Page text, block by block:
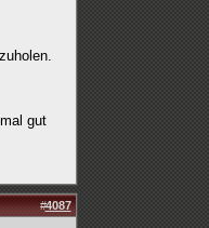
gut
#4087